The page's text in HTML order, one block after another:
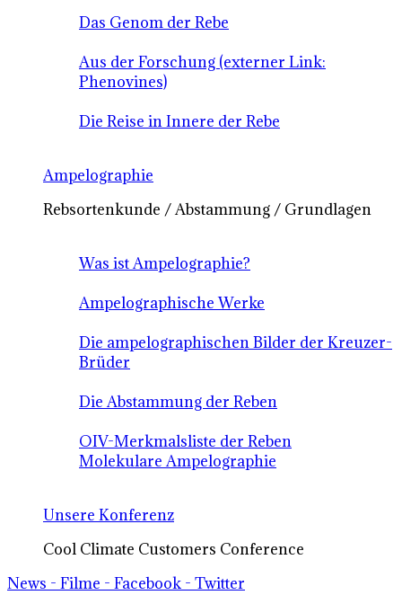
Das Genom der Rebe
Aus der Forschung (externer Link:
Phenovines)
Die Reise in Innere der Rebe
Ampelographie
Rebsortenkunde / Abstammung / Grundlagen
Was ist Ampelographie?
Ampelographische Werke
Die ampelographischen Bilder der Kreuzer-
Brüder
Die Abstammung der Reben
OIV-Merkmalsliste der Reben
Molekulare Ampelographie
Unsere Konferenz
Cool Climate Customers Conference
News - Filme - Facebook - Twitter